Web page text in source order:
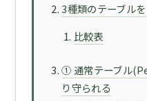
3種類のテーブル
比較表
① 通常テーブル
り守られる